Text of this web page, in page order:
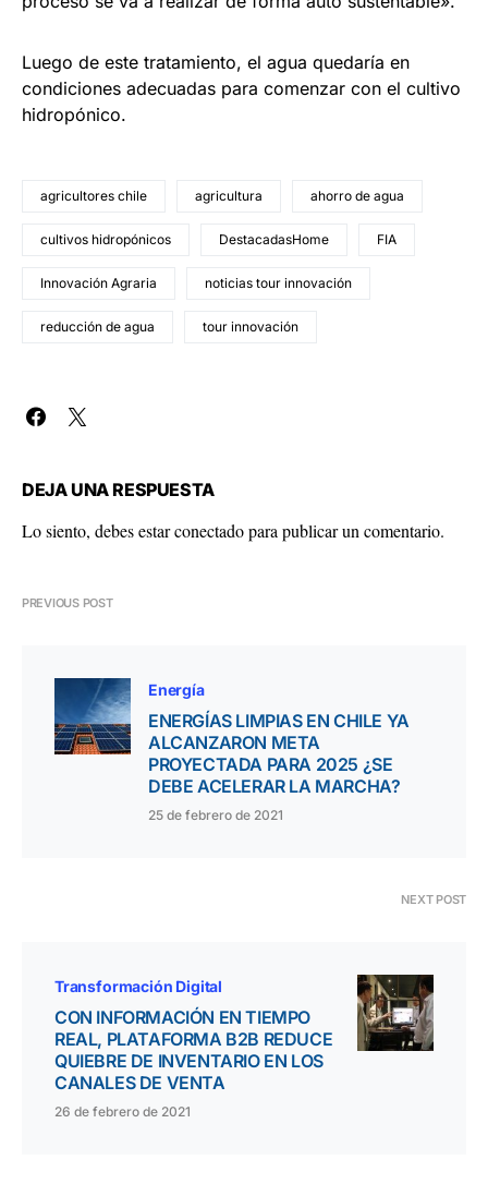
Luego de este tratamiento, el agua quedaría en
condiciones adecuadas para comenzar con el cultivo
hidropónico.
agricultores chile agricultura ahorro de agua
cultivos hidropónicos DestacadasHome FIA
Innovación Agraria noticias tour innovación
reducción de agua tour innovación
DEJA UNA RESPUESTA
Lo siento, debes estarconectadopara publicar un comentario.
PREVIOUS POST
Energía
ENERGÍAS LIMPIAS EN CHILE YA
ALCANZARON META
PROYECTADA PARA 2025 ¿SE
DEBE ACELERAR LA MARCHA?
25 de febrero de 2021
NEXT POST
Transformación Digital
CON INFORMACIÓN EN TIEMPO
REAL, PLATAFORMA B2B REDUCE
QUIEBRE DE INVENTARIO EN LOS
CANALES DE VENTA
26 de febrero de 2021